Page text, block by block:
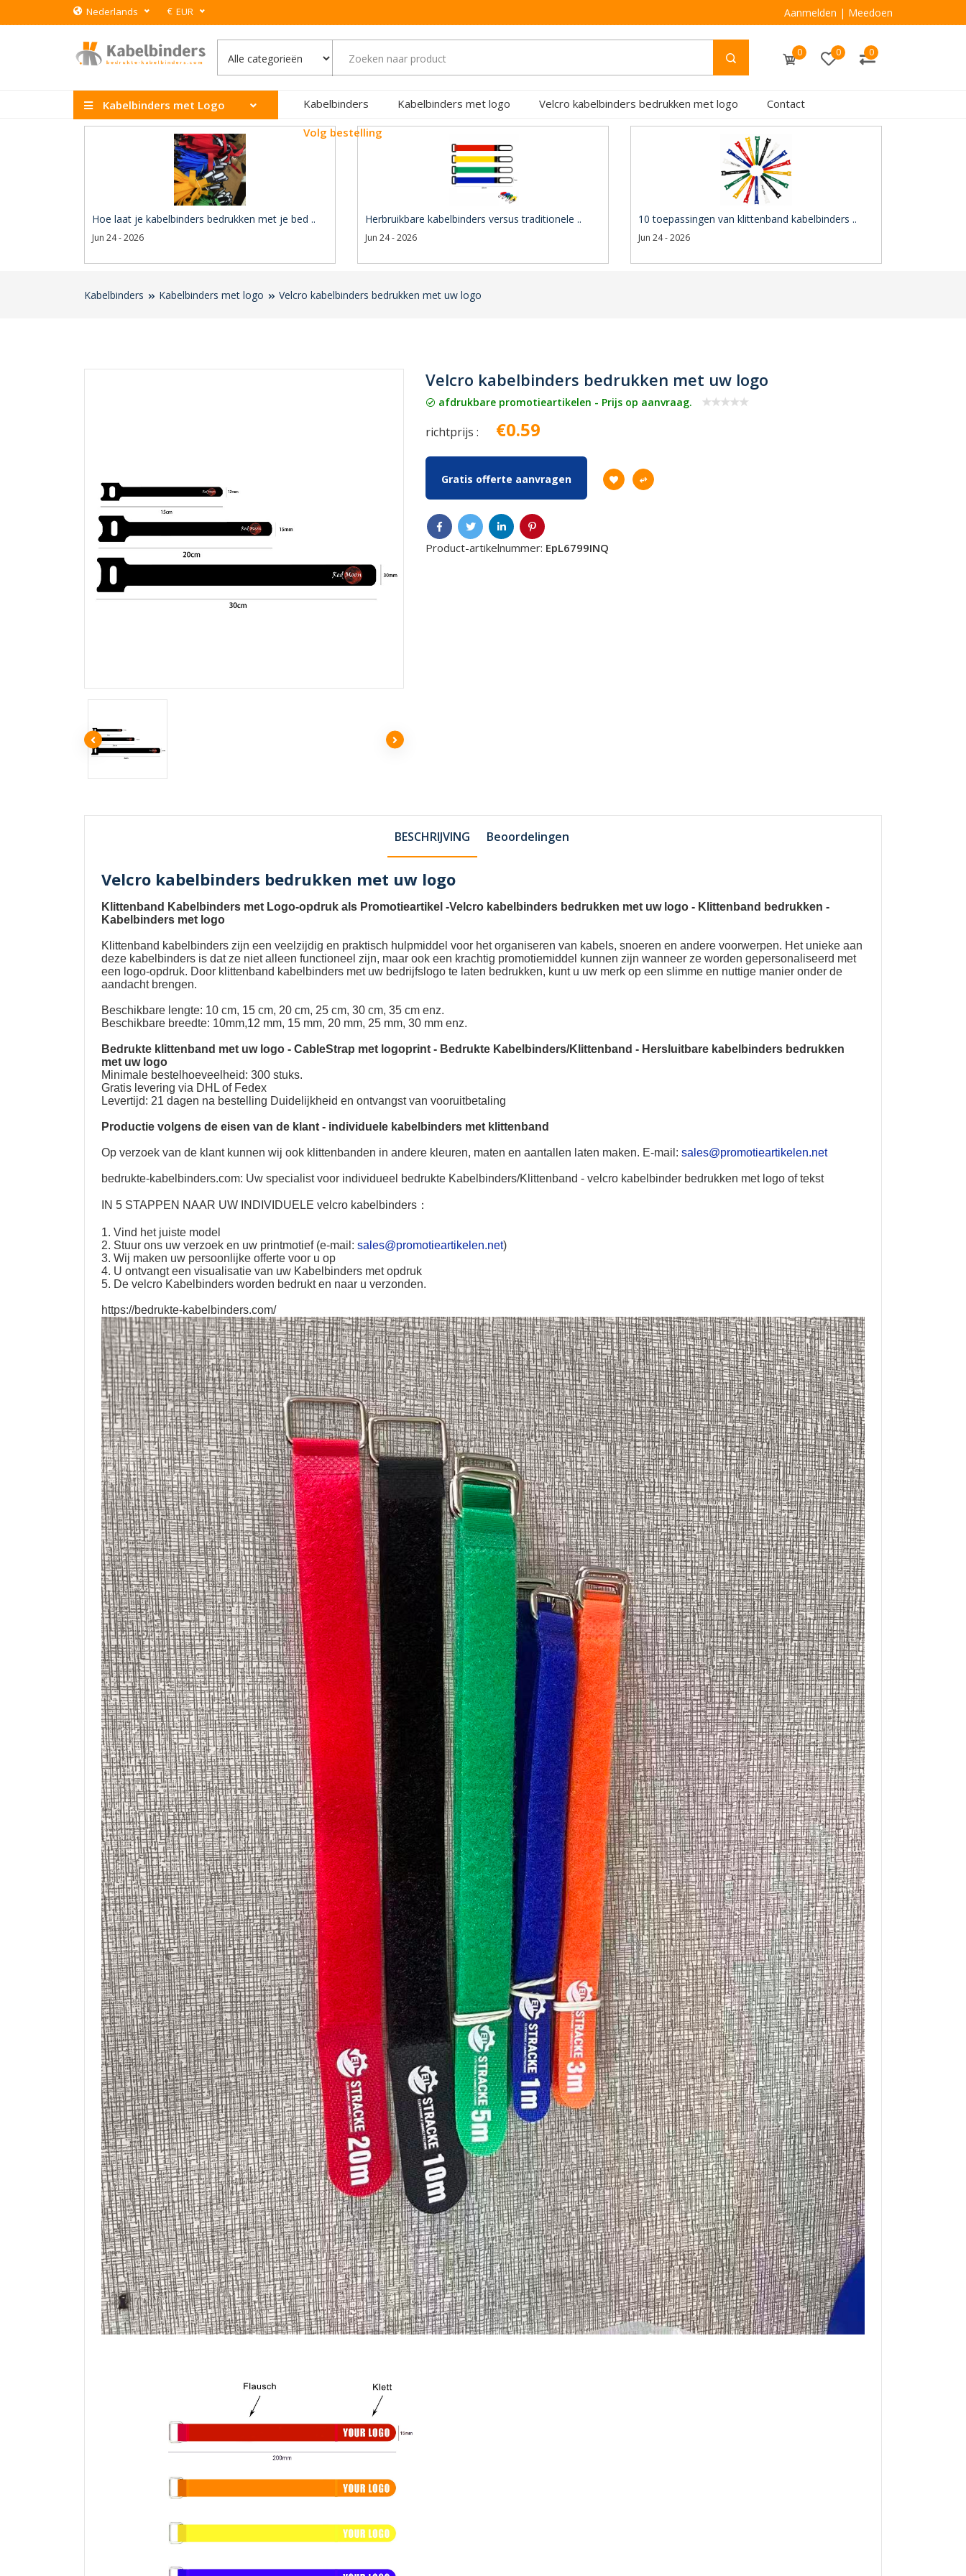
Nederlands € EUR Aanmelden | Meedoen
0 0 0
Kabelbinders met Logo Kabelbinders Kabelbinders met logo Velcro kabelbinders bedrukken met logo
Contact
Volg bestelling
Hoe laat je kabelbinders bedrukken met je bed ..
Jun 24 - 2026
Herbruikbare kabelbinders versus traditionele ..
Jun 24 - 2026
10 toepassingen van klittenband kabelbinders ..
Jun 24 - 2026
Kabelbinders Kabelbinders met logo Velcro kabelbinders bedrukken met uw logo
Velcro kabelbinders bedrukken met uw logo
afdrukbare promotieartikelen - Prijs op aanvraag.
richtprijs : €0.59
Gratis offerte aanvragen
Product-artikelnummer: EpL6799INQ
BESCHRIJVING Beoordelingen
Velcro kabelbinders bedrukken met uw logo
Klittenband Kabelbinders met Logo-opdruk als Promotieartikel -Velcro kabelbinders bedrukken met uw logo - Klittenband bedrukken -
Kabelbinders met logo
Klittenband kabelbinders zijn een veelzijdig en praktisch hulpmiddel voor het organiseren van kabels, snoeren en andere voorwerpen. Het unieke aan
deze kabelbinders is dat ze niet alleen functioneel zijn, maar ook een krachtig promotiemiddel kunnen zijn wanneer ze worden gepersonaliseerd met
een logo-opdruk. Door klittenband kabelbinders met uw bedrijfslogo te laten bedrukken, kunt u uw merk op een slimme en nuttige manier onder de
aandacht brengen.
Beschikbare lengte: 10 cm, 15 cm, 20 cm, 25 cm, 30 cm, 35 cm enz.
Beschikbare breedte: 10mm,12 mm, 15 mm, 20 mm, 25 mm, 30 mm enz.
Bedrukte klittenband met uw logo -CableStrap met logoprint - Bedrukte Kabelbinders/Klittenband - Hersluitbare kabelbinders bedrukken
met uw logo
Minimale bestelhoeveelheid: 300 stuks.
Gratis levering via DHL of Fedex
Levertijd: 21 dagen na bestelling Duidelijkheid en ontvangst van vooruitbetaling
Productie volgens de eisen van de klant - individuele kabelbinders met klittenband
Op verzoek van de klant kunnen wij ook klittenbanden in andere kleuren, maten en aantallen laten maken. E-mail:sales@promotieartikelen.net
bedrukte-kabelbinders.com: Uw specialist voor individueel bedrukte Kabelbinders/Klittenband - velcro kabelbinder bedrukken met logo of tekst
IN 5 STAPPEN NAAR UW INDIVIDUELE velcro kabelbinders ：
1. Vind het juiste model
2. Stuur ons uw verzoek en uw printmotief (e-mail:sales@promotieartikelen.net)
3. Wij maken uw persoonlijke offerte voor u op
4. U ontvangt een visualisatie van uw Kabelbinders met opdruk
5. De velcro Kabelbinders worden bedrukt en naar u verzonden.
https://bedrukte-kabelbinders.com/